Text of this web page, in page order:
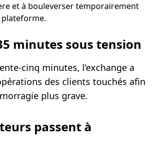
et à bouleverser temporairement
minutes sous tension
cinq minutes, l’exchange a
des clients touchés afin
plus grave.
passent à